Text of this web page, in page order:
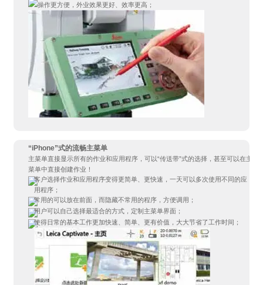
操作更方便，外业效果更好、效率更高；
“iPhone”式的流畅主菜单
主菜单直接显示所有的作业和应用程序，可以“传送带”式的选择，甚至可以在主
菜单中直接创建作业！
客户选择作业和应用程序变得更简单、更快速，一天可以多次使用不同的应
用程序；
常用的可以放在前面，而隐藏不常用的程序，方便调用；
用户可以自己选择最适合的方式，定制主菜单界面；
使得日常的基本工作更加快速、简单、更有价值，大大节省了工作时间；